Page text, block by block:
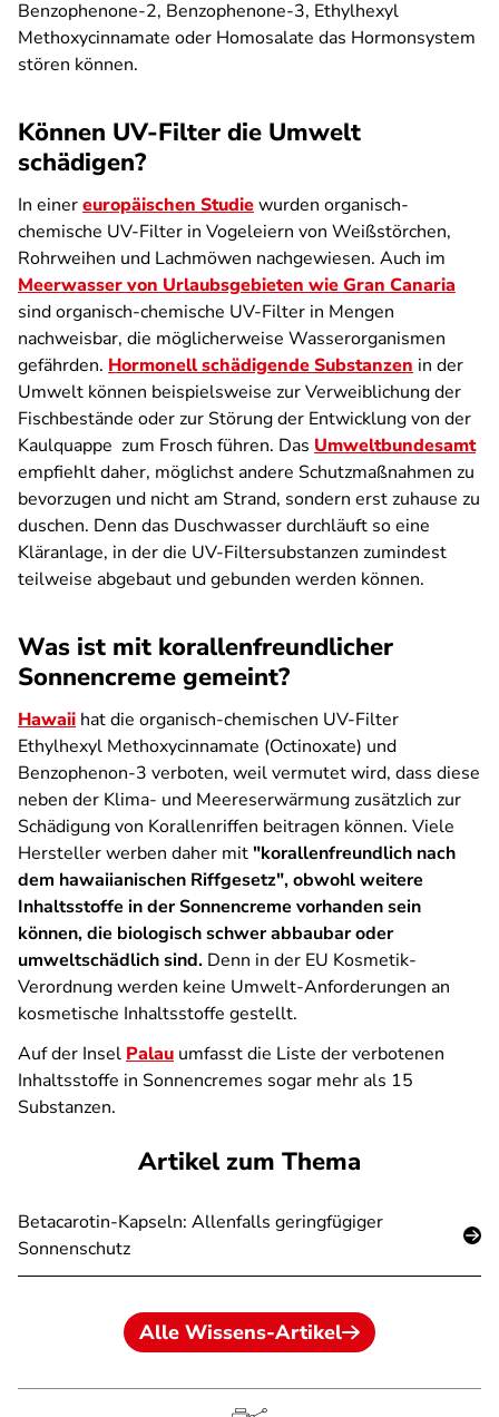
Benzophenone-2, Benzophenone-3, Ethylhexyl
Methoxycinnamate oder Homosalate das Hormonsystem
stören können.
Können UV-Filter die Umwelt
schädigen?
In einereuropäischen Studiewurden organisch-
chemische UV-Filter in Vogeleiern von Weißstörchen,
Rohrweihen und Lachmöwen nachgewiesen. Auch im
Meerwasser von Urlaubsgebieten wie Gran Canaria
sind organisch-chemische UV-Filter in Mengen
nachweisbar, die möglicherweise Wasserorganismen
gefährden. Hormonell schädigende Substanzen in der
Umwelt können beispielsweise zur Verweiblichung der
Fischbestände oder zur Störung der Entwicklung von der
Kaulquappe zum Frosch führen. Das Umweltbundesamt
empfiehlt daher, möglichst andere Schutzmaßnahmen zu
bevorzugen und nicht am Strand, sondern erst zuhause zu
duschen. Denn das Duschwasser durchläuft so eine
Kläranlage, in der die UV-Filtersubstanzen zumindest
teilweise abgebaut und gebunden werden können.
Was ist mit korallenfreundlicher
Sonnencreme gemeint?
Hawaii hat die organisch-chemischen UV-Filter
Ethylhexyl Methoxycinnamate (Octinoxate) und
Benzophenon-3 verboten, weil vermutet wird, dass diese
neben der Klima- und Meereserwärmung zusätzlich zur
Schädigung von Korallenriffen beitragen können. Viele
Hersteller werben daher mit"korallenfreundlich nach
dem hawaiianischen Riffgesetz", obwohl weitere
Inhaltsstoffe in der Sonnencreme vorhanden sein
können, die biologisch schwer abbaubar oder
umweltschädlich sind. Denn in der EU Kosmetik-
Verordnung werden keine Umwelt-Anforderungen an
kosmetische Inhaltsstoffe gestellt.
Auf der Insel Palau umfasst die Liste der verbotenen
Inhaltsstoffe in Sonnencremes sogar mehr als 15
Substanzen.
Artikel zum Thema
Betacarotin-Kapseln: Allenfalls geringfügiger
Sonnenschutz
Alle Wissens-Artikel